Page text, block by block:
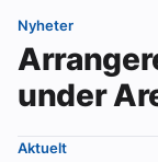
Nyheter
under
Aktuelt